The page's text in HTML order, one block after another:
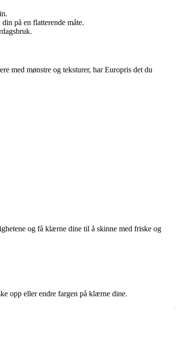
på en flatterende måte.
med mønstre og teksturer, har Europris det du
og få klærne dine til å skinne med friske og
opp eller endre fargen på klærne dine.